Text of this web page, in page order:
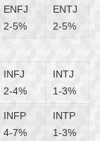
ENFJ
2-5%
ENTJ
2-5%
INFJ
2-4%
INTJ
1-3%
INFP
4-7%
INTP
1-3%